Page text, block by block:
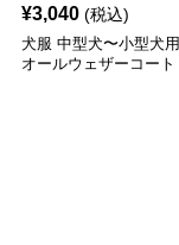
¥3,040 (税込)
犬服 中型犬〜小型犬用
オールウェザーコート